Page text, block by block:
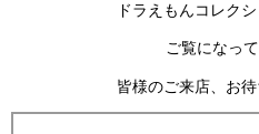
ドラえもんコレク
ご覧になっ
皆様のご来店、お待